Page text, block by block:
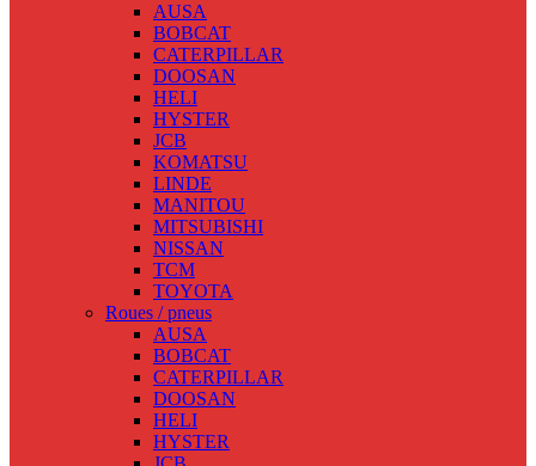
AUSA
BOBCAT
CATERPILLAR
DOOSAN
HELI
HYSTER
JCB
KOMATSU
LINDE
MANITOU
MITSUBISHI
NISSAN
TCM
TOYOTA
Roues / pneus
AUSA
BOBCAT
CATERPILLAR
DOOSAN
HELI
HYSTER